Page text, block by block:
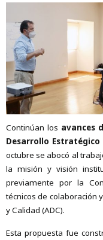
Continúan los avances
Desarrollo
octubre se abocó al
la misión y visión
previamente por la
técnicos de colaboración
y Calidad (ADC).
Esta propuesta fue